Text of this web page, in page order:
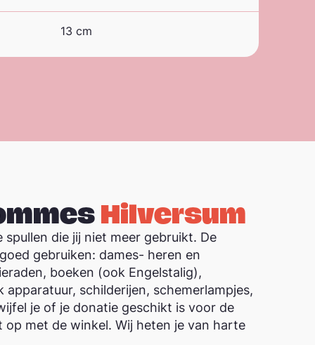
13 cm
Hilversum
die jij niet meer gebruikt. De
gebruiken: dames- heren en
boeken (ook Engelstalig),
apparatuur, schilderijen, schemerlampjes,
je of je donatie geschikt is voor de
met de winkel. Wij heten je van harte